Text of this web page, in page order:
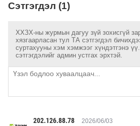
Сэтгэгдэл (1)
ХХЗХ-ны журмын дагуу зүй зохисгүй
хязгаарласан тул ТА сэтгэгдэл
суртахууны хэм хэмжээг хүндэтгэнэ
сэтгэгдэлийг админ устгах эрхтэй.
202.126.88.78 2026/06/03